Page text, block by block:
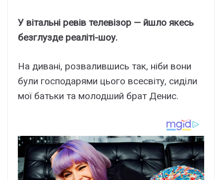
У вітальні ревів телевізор — йшло якесь
безглузде реаліті-шоу.
На дивані, розвалившись так, ніби вони
були господарями цього всесвіту, сиділи
мої батьки та молодший брат Денис.